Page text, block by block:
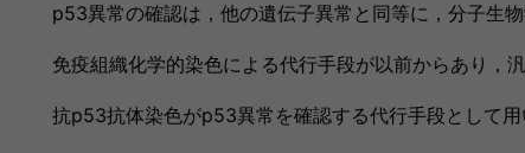
p53異常の確認は，他の遺伝子異常と同等に，分子生
免疫組織化学的染色による代行手段が以前からあり，
抗p53抗体染色がp53異常を確認する代行手段として